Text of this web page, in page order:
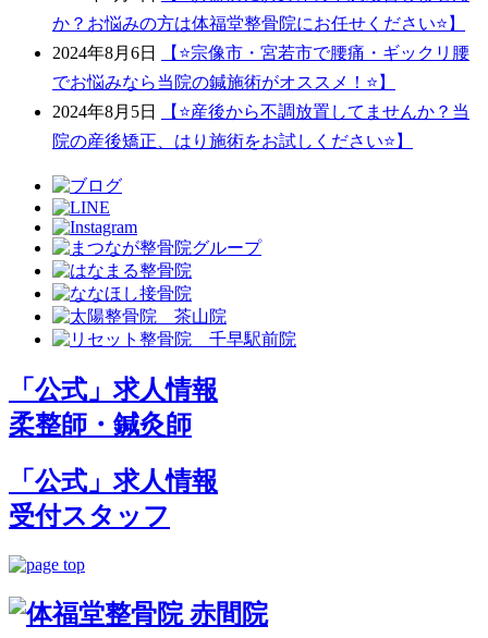
か？お悩みの方は体福堂整骨院にお任せください⭐️】
2024年8月6日
【⭐宗像市・宮若市で腰痛・ギックリ腰
でお悩みなら当院の鍼施術がオススメ！⭐】
2024年8月5日
【⭐️産後から不調放置してませんか？当
院の産後矯正、はり施術をお試しください⭐️】
「公式」求人情報
柔整師・鍼灸師
「公式」求人情報
受付スタッフ